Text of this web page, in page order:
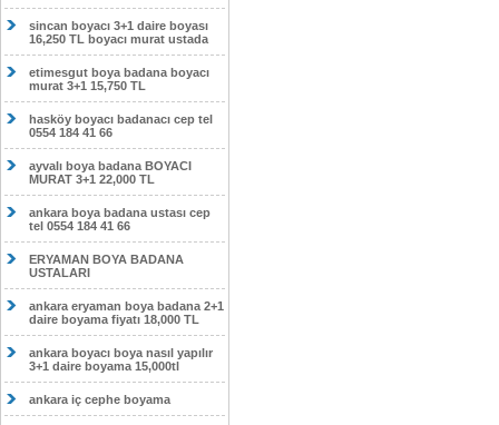
sincan boyacı 3+1 daire boyası
16,250 TL boyacı murat ustada
etimesgut boya badana boyacı
murat 3+1 15,750 TL
hasköy boyacı badanacı cep tel
0554 184 41 66
ayvalı boya badana BOYACI
MURAT 3+1 22,000 TL
ankara boya badana ustası cep
tel 0554 184 41 66
ERYAMAN BOYA BADANA
USTALARI
ankara eryaman boya badana 2+1
daire boyama fiyatı 18,000 TL
ankara boyacı boya nasıl yapılır
3+1 daire boyama 15,000tl
ankara iç cephe boyama